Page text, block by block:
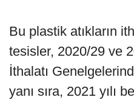
Bu plastik atıkların
tesisler, 2020/29 ve
İthalatı
yanı sıra, 2021 yılı